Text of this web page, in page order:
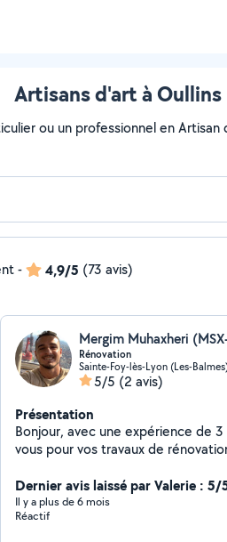
Artisans d'art à
ou un professionnel en
- 4,9/5 (73 avis)
Mergim Muhaxheri
Rénovation
Sainte-Foy-lès-Lyon (Les-
5/5 (2 avis)
Présentation
Bonjour, avec une expérience de
vous pour vos travaux de
contacter pour avoir un devis.
Dernier avis laissé par Valerie : 5/
Il y a plus de 6 mois
Réactif